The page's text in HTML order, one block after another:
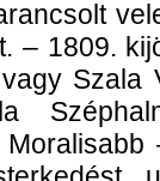
– 1809.
Szala